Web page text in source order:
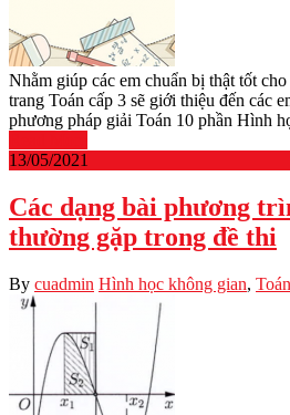
Nhằm giúp các em chuẩn bị thật tốt
trang Toán cấp 3 sẽ giới thiệu đến các
phương pháp giải Toán 10 phần Hình
13/05/2021
Các dạng bài phương
thường gặp trong đề thi
By cuadmin Hình học không gian,